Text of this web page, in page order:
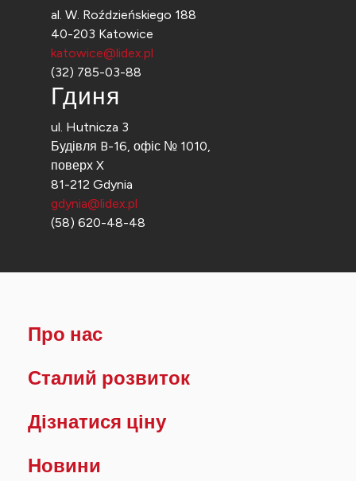
al. W. Roździeńskiego 188
40-203 Katowice
katowice@lidex.pl
(32) 785-03-88
Гдиня
ul. Hutnicza 3
Будівля B-16, офіс № 1010,
поверх X
81-212 Gdynia
gdynia@lidex.pl
(58) 620-48-48
Про нас
Сталий розвиток
Дізнатися ціну
Новини